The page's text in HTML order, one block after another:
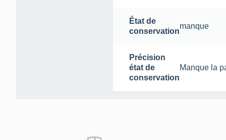
État de
conservation
manque
Précision
état de
conservation
Manque la